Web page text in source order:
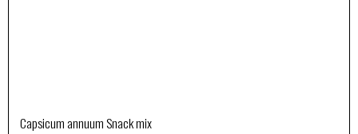
Capsicum annuum Snack mix